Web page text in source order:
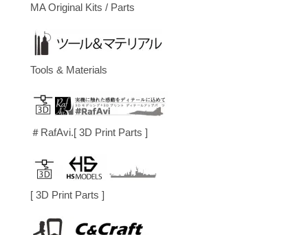
MA Original Kits / Parts
Tools & Materials
＃RafAvi.[ 3D Print Parts ]
[ 3D Print Parts ]